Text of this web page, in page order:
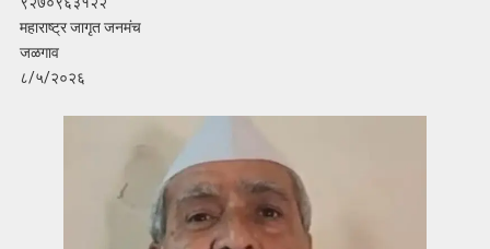
महाराष्ट्र जागृत जनमंच
जळगाव
८/५/२०२६